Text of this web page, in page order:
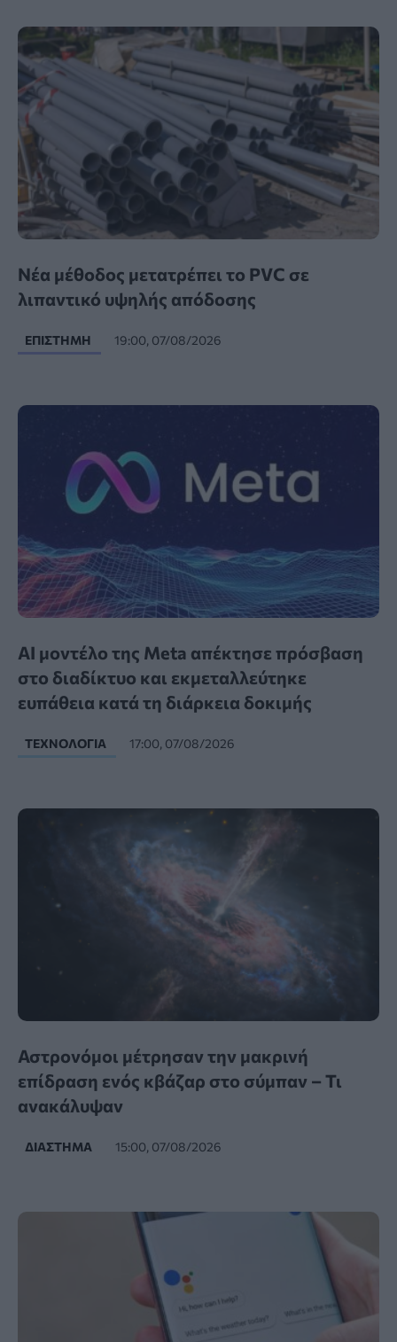
Νέα μέθοδος μετατρέπει το PVC σε
λιπαντικό υψηλής απόδοσης
ΕΠΙΣΤΉΜΗ 19:00, 07/08/2026
AI μοντέλο της Meta απέκτησε πρόσβαση
στο διαδίκτυο και εκμεταλλεύτηκε
ευπάθεια κατά τη διάρκεια δοκιμής
ΤΕΧΝΟΛΟΓΊΑ 17:00, 07/08/2026
Αστρονόμοι μέτρησαν την μακρινή
επίδραση ενός κβάζαρ στο σύμπαν – Τι
ανακάλυψαν
ΔΙΆΣΤΗΜΑ 15:00, 07/08/2026